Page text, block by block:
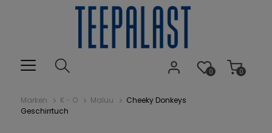
0
0
Marken K - O Maluu
Cheeky Donkeys
Geschirrtuch